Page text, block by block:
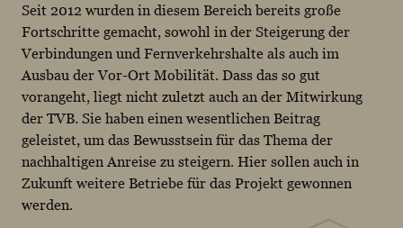
Seit 2012 wurden in diesem Bereich bereits große
Fortschritte gemacht, sowohl in der Steigerung der
Verbindungen und Fernverkehrshalte als auch im
Ausbau der Vor-Ort Mobilität. Dass das so gut
vorangeht, liegt nicht zuletzt auch an der Mitwirkung
der TVB. Sie haben einen wesentlichen Beitrag
geleistet, um das Bewusstsein für das Thema der
nachhaltigen Anreise zu steigern. Hier sollen auch in
Zukunft weitere Betriebe für das Projekt gewonnen
werden.